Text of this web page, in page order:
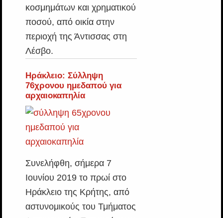
κοσμημάτων και χρηματικού
ποσού, από οικία στην
περιοχή της Άντισσας στη
Λέσβο.
Ηράκλειο: Σύλληψη
76χρονου ημεδαπού για
αρχαιοκαπηλία
Συνελήφθη, σήμερα 7
Ιουνίου 2019 το πρωί στο
Ηράκλειο της Κρήτης, από
αστυνομικούς του Τμήματος